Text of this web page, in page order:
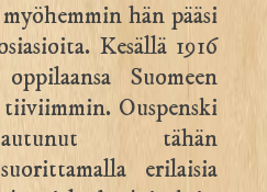
hän pääsi
Kesällä 1916
Suomeen
tiiviimmin. Ouspenski
tähän
erilaisia